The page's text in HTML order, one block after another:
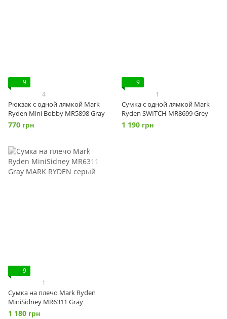
9
4
Рюкзак с одной лямкой Mark
Ryden Mini Bobby MR5898 Gray
770 грн
9
1
Сумка с одной лямкой Mark
Ryden SWITCH MR8699 Grey
1 190 грн
9
1
Сумка на плечо Mark Ryden
MiniSidney MR6311 Gray
1 180 грн